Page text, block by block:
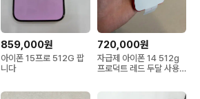
859,000원
아이폰 15프로 512G 팝
니다
720,000원
자급제 아이폰 14 512g
프로덕트 레드 두달 사용